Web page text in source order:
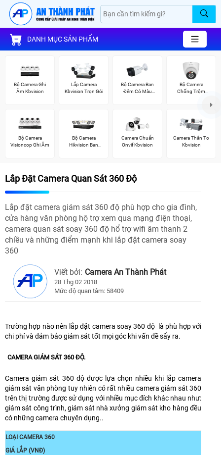
DANH MỤC SẢN PHẨM
Bộ Camera Ghi
Âm Kbvision
Lắp Camera
Kbvision Trọn Gói
Bộ Camera Ban
Đêm Có Màu
Bộ Camera
Chống Trộm
Bộ Camera
Visioncop Ghi Âm
Bộ Camera
Hikvision Ban
Camera Chuẩn
Onvif Kbvision
Camera Thân To
Kbvision
Lắp Đặt Camera Quan Sát 360 Độ
Lắp đặt camera giám sát 360 độ phù hợp cho gia đình,
cửa hàng văn phòng hộ trợ xem qua mạng điện thoại,
camera quan sát soay 360 độ hổ trợ wifi âm thanh 2
chiều và những điểm mạnh khi lắp đặt camera soay
360
Viết bởi: Camera An Thành Phát
28 Thg 02 2018
Mức độ quan tâm: 58409
Trường hợp nào nên lắp đặt camera soay 360 độ là phù hợp với
chi phí và đảm bảo giám sát tốt mọi góc khi vấn đề sẩy ra.
CAMERA GIÁM SÁT 360 ĐỘ.
Camera giám sát 360 độ được lựa chọn nhiều khi lắp camera
giám sát văn phòng tuy nhiên có rất nhiều camera giám sát 360
trên thị trường được sử dụng với nhiều mục đích khác nhau như:
giám sát công trình, giám sát nhà xưởng giám sát kho hàng đều
có những camera chuyên dụng..
LOẠI CAMERA 360
GIÁ LẮP (VNĐ)